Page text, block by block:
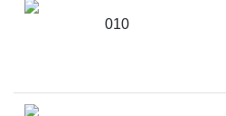
010